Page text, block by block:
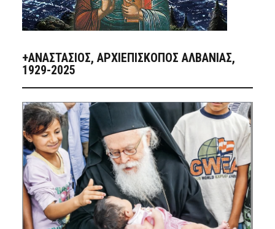
+ΑΝΑΣΤΆΣΙΟΣ, ΑΡΧΙΕΠΊΣΚΟΠΟΣ ΑΛΒΑΝΊΑΣ,
1929-2025